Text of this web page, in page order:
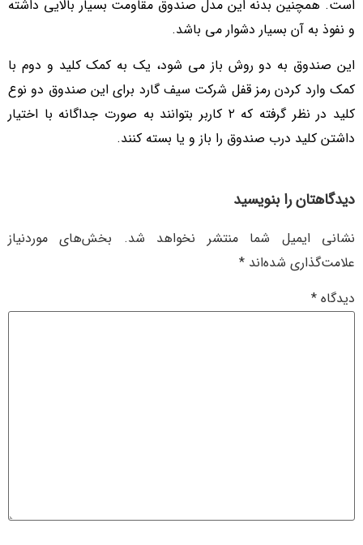
است. همچنین بدنه این مدل صندوق مقاومت بسیار بالایی داشته
و نفوذ به آن بسیار دشوار می باشد.
این صندوق به دو روش باز می شود، یک به کمک کلید و دوم با
کمک وارد کردن رمز قفل شرکت سیف گارد برای این صندوق دو نوع
کلید در نظر گرفته که ۲ کاربر بتوانند به صورت جداگانه با اختیار
داشتن کلید درب صندوق را باز و یا بسته کنند.
دیدگاهتان را بنویسید
نشانی ایمیل شما منتشر نخواهد شد.
بخش‌های موردنیاز
علامت‌گذاری شده‌اند *
دیدگاه *